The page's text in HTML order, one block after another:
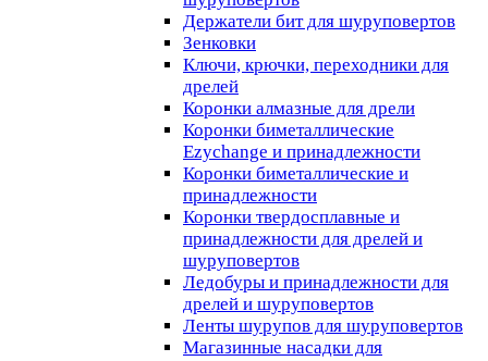
Держатели бит для шуруповертов
Зенковки
Ключи, крючки, переходники для
дрелей
Коронки алмазные для дрели
Коронки биметаллические
Ezychange и принадлежности
Коронки биметаллические и
принадлежности
Коронки твердосплавные и
принадлежности для дрелей и
шуруповертов
Ледобуры и принадлежности для
дрелей и шуруповертов
Ленты шурупов для шуруповертов
Магазинные насадки для